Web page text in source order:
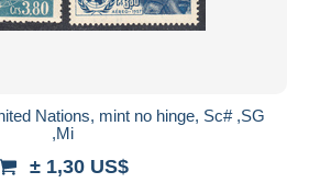
Nations, mint no hinge, Sc# ,SG
,Mi
± 1,30 US$